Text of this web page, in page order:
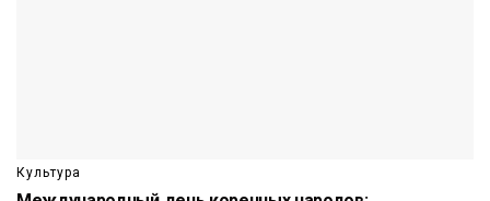
Культура